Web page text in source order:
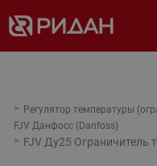
Регулятор температуры
FJV Данфосс (Danfoss)
FJV Ду25 Ограничитель